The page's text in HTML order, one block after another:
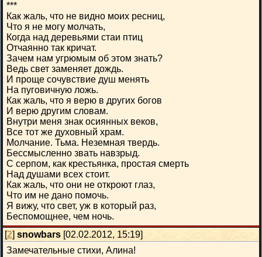
***
Как жаль, что не видно моих ресниц,
Что я не могу молчать,
Когда над деревьями стаи птиц
Отчаянно так кричат.
Зачем нам угрюмым об этом знать?
Ведь свет заменяет дождь.
И проще сочувствие душ менять
На пуговичную ложь.
Как жаль, что я верю в других богов
И верю другим словам.
Внутри меня знак осиянных веков,
Все тот же духовный храм.
Молчание. Тьма. Неземная твердь.
Бессмысленно звать навзрыд.
С серпом, как крестьянка, простая смерть
Над душами всех стоит.
Как жаль, что они не откроют глаз,
Что им не дано помочь.
Я вижу, что свет, уж в который раз,
Беспомощнее, чем ночь.
[2] snowbars [02.02.2012, 15:19]
Замечательные стихи, Алина!